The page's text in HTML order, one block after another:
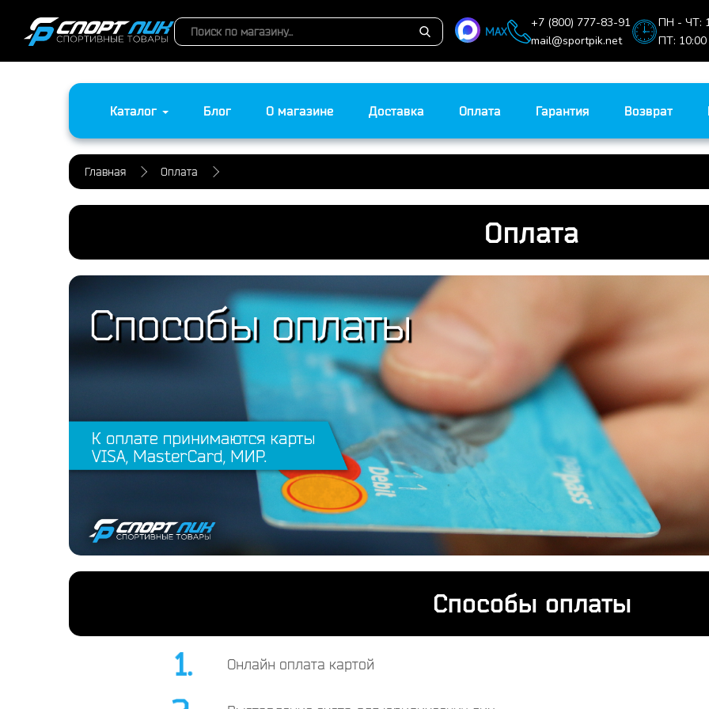
MAX
+7 (800) 777-83-91
mail@sportpik.net
ПН - ЧТ:
ПТ:
Каталог Блог О магазине Доставка Оплата Гарантия Возврат
Главная Оплата
Оплата
Способы оплаты
Онлайн оплата картой